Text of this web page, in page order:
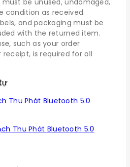
be unused, undamaged,
condition as received.
and packaging must be
with the returned item.
such as your order
is required for all
Thu Phát Bluetooth 5.0